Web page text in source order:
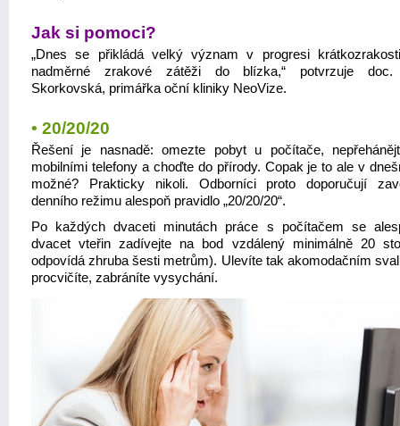
Jak si pomoci?
„Dnes se přikládá velký význam v progresi
nadměrné zrakové zátěži do blízka,“ potvrzuje doc.
Skorkovská, primářka oční kliniky NeoVize.
• 20/20/20
Řešení je nasnadě: omezte pobyt u počítače,
mobilními telefony a choďte do přírody. Copak je to ale v
možné? Prakticky nikoli. Odborníci proto doporučují
denního režimu alespoň pravidlo „20/20/20“.
Po každých dvaceti minutách práce s počítačem se
dvacet vteřin zadívejte na bod vzdálený minimálně 20
odpovídá zhruba šesti metrům). Ulevíte tak akomodačním
procvičíte, zabráníte vysychání.